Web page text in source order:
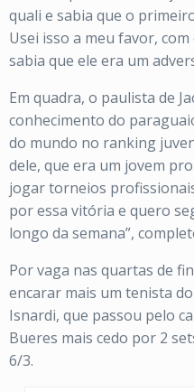
quali e sabia que o
Usei isso a meu favor,
sabia que ele era um
Em quadra, o paulista de
conhecimento do
do mundo no ranking
dele, que era um jovem
jogar torneios
por essa vitória e quero
longo da semana”,
Por vaga nas quartas de
encarar mais um tenista
Isnardi, que passou pelo
Bueres mais cedo por 2
6/3.